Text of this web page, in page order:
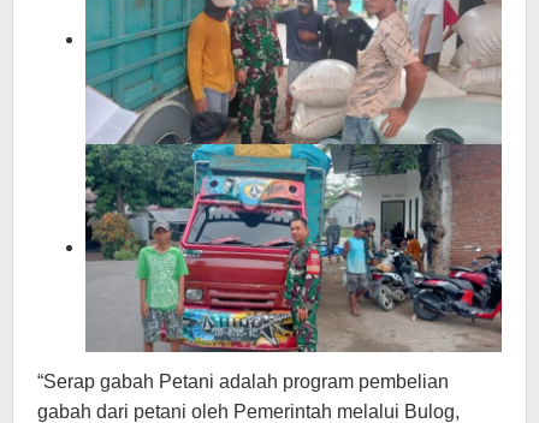
“Serap gabah Petani adalah program pembelian
gabah dari petani oleh Pemerintah melalui Bulog,